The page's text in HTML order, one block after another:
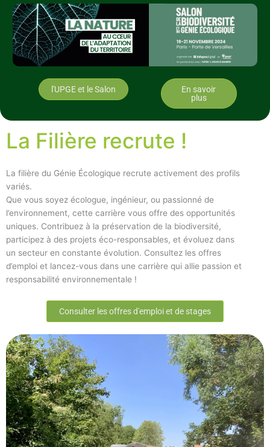
l'UPGE et le Salon
En savoir
plus
La Filière recrute !
La filière du Génie Écologique recrute activement des profils
variés.
Que vous soyez écologue, ingénieur, ou passionné de
l’environnement, cette carrière vous offre des opportunités
uniques. Contribuez à la préservation de la biodiversité,
participez à des projets éco-responsables, et évoluez dans
un secteur en constante évolution. Consultez les offres
d’emploi et lancez-vous dans une carrière qui allie passion et
responsabilité environnementale !
Consulter les offres d'emploi et de stages